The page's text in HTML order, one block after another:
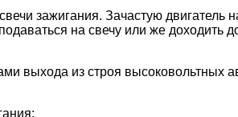
зажигания. Зачастую двигатель
на свечу или же доходить
выхода из строя высоковольтных